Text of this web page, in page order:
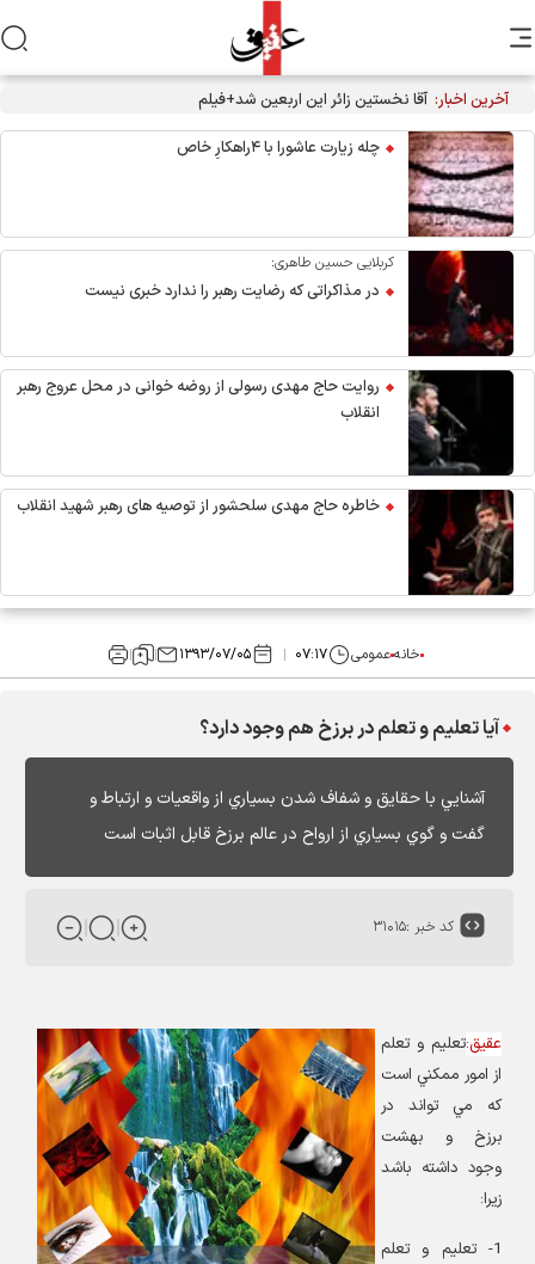
آخرین اخبار: آقا نخستین زائر این اربعین شد+فیلم
چله زیارت عاشورا با ۴راهکارِ خاص
کربلایی حسین طاهری:
در مذاکراتی که رضایت رهبر را ندارد خبری نیست
روایت حاج مهدی رسولی از روضه خوانی در محل عروج رهبر
انقلاب
خاطره حاج مهدی سلحشور از توصیه های رهبر شهید انقلاب
خانهعمومی ۰۷:۱۷ ۱۳۹۳/۰۷/۰۵
آيا تعليم و تعلم در برزخ هم وجود دارد؟
آشنايي با حقايق و شفاف شدن بسياري از واقعيات و ارتباط و
گفت و گوي بسياري از ارواح در عالم برزخ قابل اثبات است
کد خبر :۳۱۰۱۵
عقیق:تعليم و تعلم
از امور ممکني است
که مي تواند در
برزخ و بهشت
وجود داشته باشد
زيرا:
تعليم و تعلم